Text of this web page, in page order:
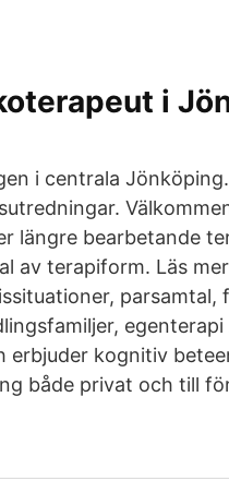
i
i centrala
längre bearbetande
av terapiform. Läs
parsamtal,
kognitiv
både privat och till